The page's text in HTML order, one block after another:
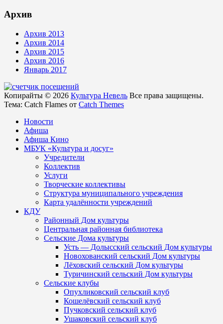
Архив
Архив 2013
Архив 2014
Архив 2015
Архив 2016
Январь 2017
Копирайты © 2026 Культура Невель Все права защищены.
Тема: Catch Flames от Catch Themes
Новости
Афиша
Афиша Кино
МБУК «Культура и досуг»
Учредители
Коллектив
Услуги
Творческие коллективы
Структура муниципального учреждения
Карта удалённости учреждений
КДУ
Районный Дом культуры
Центральная районная библиотека
Сельские Дома культуры
Усть — Долысский сельский Дом культуры
Новохованский сельский Дом культуры
Лёховский сельский Дом культуры
Туричинский сельский Дом культуры
Сельские клубы
Опухликовский сельский клуб
Кошелёвский сельский клуб
Пучковский сельский клуб
Ушаковский сельский клуб